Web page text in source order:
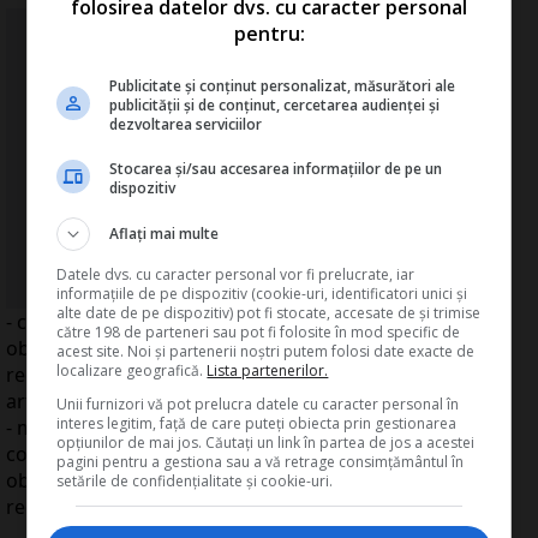
- explicatii si solutii contabile -
detaliate.
Monografii contabile complete
- completarea formularelor 100 "Declaratie privind
obligatiile de plata la bugetul de stat" si 710 "Declaratie
rectificativa" cu rubricile necesare aplicarii dispozitiilor
art.90 alin.(4) din Codul de procedura fiscala;
- modificarea corespunzatoare a instructiunilor de
completare a formularelor 100 „Declaratie privind
obligatiile de plata la bugetul de stat" si 710 "Declaratie
rectificativa".
folosirea datelor dvs. cu caracter personal
pentru:
Publicitate și conținut personalizat, măsurători ale
publicității și de conținut, cercetarea audienței și
dezvoltarea serviciilor
Stocarea și/sau accesarea informațiilor de pe un
dispozitiv
Aflați mai multe
Datele dvs. cu caracter personal vor fi prelucrate, iar
informațiile de pe dispozitiv (cookie-uri, identificatori unici și
alte date de pe dispozitiv) pot fi stocate, accesate de și trimise
către 198 de parteneri sau pot fi folosite în mod specific de
acest site. Noi și partenerii noștri putem folosi date exacte de
localizare geografică. Lista partenerilor.
Unii furnizori vă pot prelucra datele cu caracter personal în
interes legitim, față de care puteți obiecta prin gestionarea
opțiunilor de mai jos. Căutați un link în partea de jos a acestei
pagini pentru a gestiona sau a vă retrage consimțământul în
setările de confidențialitate și cookie-uri.